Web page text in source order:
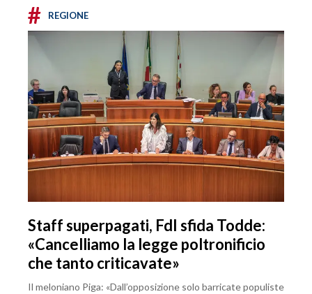
# REGIONE
Staff superpagati, FdI sfida Todde:
«Cancelliamo la legge poltronificio
che tanto criticavate»
Il meloniano Piga: «Dall’opposizione solo barricate populiste